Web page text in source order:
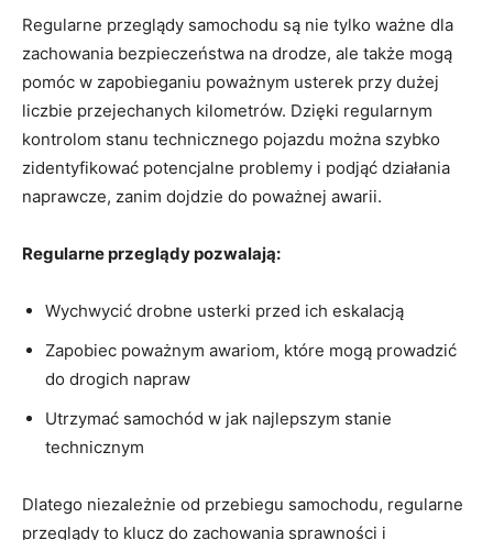
Regularne ‌przeglądy samochodu ⁤są nie tylko ważne dla
zachowania ⁤bezpieczeństwa na drodze, ale ⁣także⁣ mogą
pomóc w zapobieganiu ⁤poważnym⁤ usterek przy⁣ dużej ​
liczbie przejechanych kilometrów. Dzięki regularnym
kontrolom stanu technicznego pojazdu⁣ można ⁤szybko
⁣zidentyfikować potencjalne problemy i ​podjąć działania
naprawcze, zanim dojdzie do poważnej awarii.
Regularne⁤ przeglądy pozwalają:
Wychwycić drobne⁣ usterki przed⁢ ich eskalacją
Zapobiec poważnym awariom, które mogą ‍prowadzić⁣
do ‌drogich napraw
Utrzymać samochód w jak najlepszym ​stanie
technicznym
Dlatego niezależnie od przebiegu samochodu, regularne
przeglądy to klucz do ‌zachowania sprawności i​